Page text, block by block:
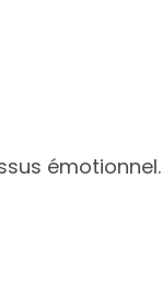
émotionnel.